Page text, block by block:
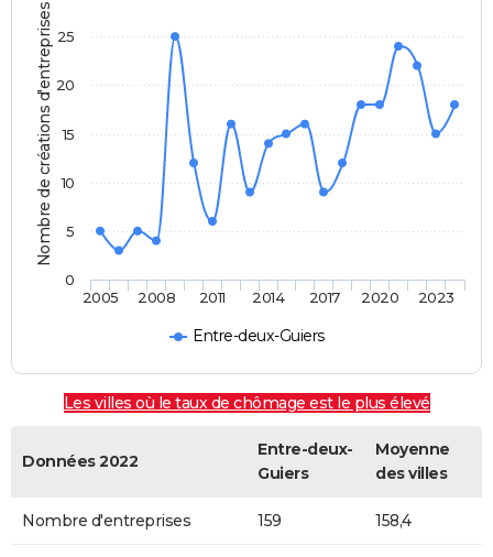
Nombre de créations d'entreprises
Entre-deux-Guiers
2005 2008 2011 2014 2017 2020 2023
0
5
10
15
20
25
Les villes où le taux de chômage est le plus élevé
Données 2022
Entre-deux-
Guiers
Moyenne
des villes
Nombre d'entreprises 159 158,4